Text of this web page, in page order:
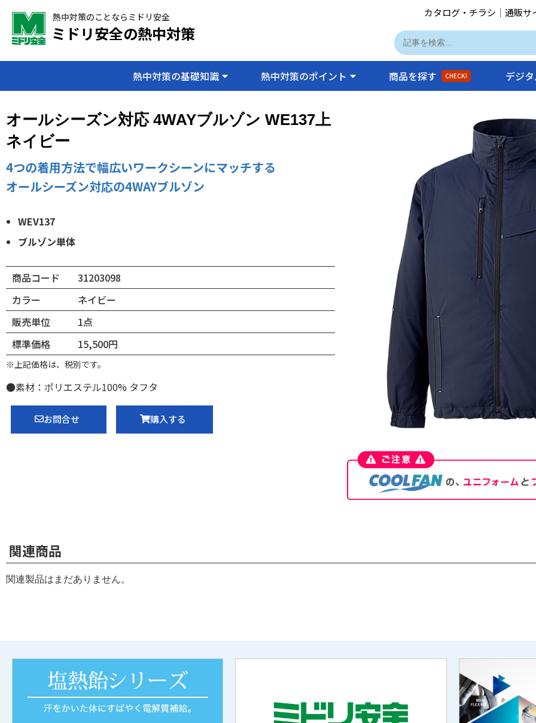
熱中対策のことならミドリ安全
ミドリ安全の熱中対策
カタログ・チラシ ｜通販サ
熱中対策の基礎知識 熱中対策のポイント 商品を探す CHECK! デジ
オールシーズン対応 4WAYブルゾン WE137上
ネイビー
4つの着用方法で幅広いワークシーンにマッチする
オールシーズン対応の4WAYブルゾン
WEV137
ブルゾン単体
商品コード
31203098
カラー
ネイビー
販売単位
1点
標準価格
15,500円
※上記価格は、税別です。
●素材：ポリエステル100% タフタ
お問合せ 購入する
関連商品
関連製品はまだありません。